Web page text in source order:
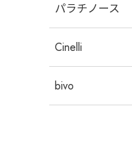
パラチノース
Cinelli
bivo